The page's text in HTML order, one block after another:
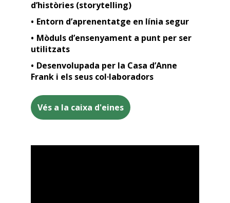
d’històries (storytelling)
Entorn d’aprenentatge en línia segur
Mòduls d’ensenyament a punt per ser
utilitzats
Desenvolupada per la Casa d’Anne
Frank i els seus col·laboradors
Vés a la caixa d'eines